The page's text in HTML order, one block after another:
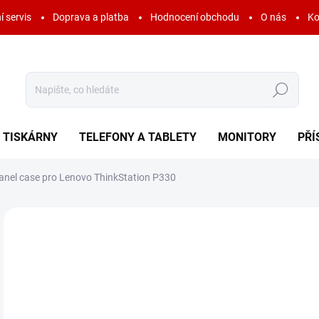
servis Doprava a platba Hodnocení obchodu O nás
Hledat
TISKÁRNY TELEFONY A TABLETY MONITORY
case pro Lenovo ThinkStation P330